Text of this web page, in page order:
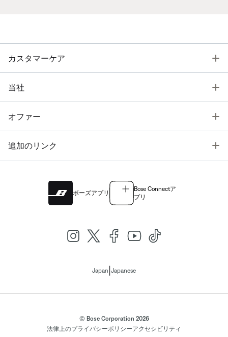
カスタマーケア
当社
オファー
追加のリンク
ボーズアプリ
Bose Connectア
プリ
Japan Japanese
© Bose Corporation 2026
法律上のプライバシーポリシーアクセシビリティ